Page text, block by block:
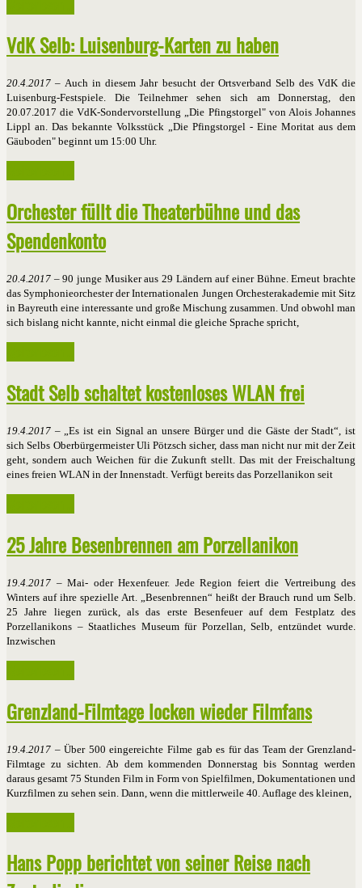
VdK Selb: Luisenburg-Karten zu haben
20.4.2017 –Auch in diesem Jahr besucht der Ortsverband Selb des VdK die
Luisenburg-Festspiele. Die Teilnehmer sehen sich am Donnerstag, den
20.07.2017 die VdK-Sondervorstellung „Die Pfingstorgel" von Alois Johannes
Lippl an. Das bekannte Volksstück „Die Pfingstorgel - Eine Moritat aus dem
Gäuboden" beginnt um 15:00 Uhr.
Orchester füllt die Theaterbühne und das
Spendenkonto
20.4.2017 – 90 junge Musiker aus 29 Ländern auf einer Bühne. Erneut brachte
das Symphonieorchester der Internationalen Jungen Orchesterakademie mit Sitz
in Bayreuth eine interessante und große Mischung zusammen. Und obwohl man
sich bislang nicht kannte, nicht einmal die gleiche Sprache spricht,
Stadt Selb schaltet kostenloses WLAN frei
19.4.2017 – „Es ist ein Signal an unsere Bürger und die Gäste der Stadt“, ist
sich Selbs Oberbürgermeister Uli Pötzsch sicher, dass man nicht nur mit der Zeit
geht, sondern auch Weichen für die Zukunft stellt. Das mit der Freischaltung
eines freien WLAN in der Innenstadt. Verfügt bereits das Porzellanikon seit
25 Jahre Besenbrennen am Porzellanikon
19.4.2017 – Mai- oder Hexenfeuer. Jede Region feiert die Vertreibung des
Winters auf ihre spezielle Art. „Besenbrennen“ heißt der Brauch rund um Selb.
25 Jahre liegen zurück, als das erste Besenfeuer auf dem Festplatz des
Porzellanikons – Staatliches Museum für Porzellan, Selb, entzündet wurde.
Inzwischen
Grenzland-Filmtage locken wieder Filmfans
19.4.2017 – Über 500 eingereichte Filme gab es für das Team der Grenzland-
Filmtage zu sichten. Ab dem kommenden Donnerstag bis Sonntag werden
daraus gesamt 75 Stunden Film in Form von Spielfilmen, Dokumentationen und
Kurzfilmen zu sehen sein. Dann, wenn die mittlerweile 40. Auflage des kleinen,
Hans Popp berichtet von seiner Reise nach